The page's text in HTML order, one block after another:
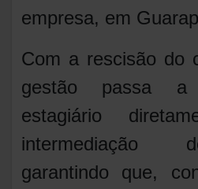
empresa, em
Com a rescisão do
gestão passa a
estagiário
intermediação
garantindo que,